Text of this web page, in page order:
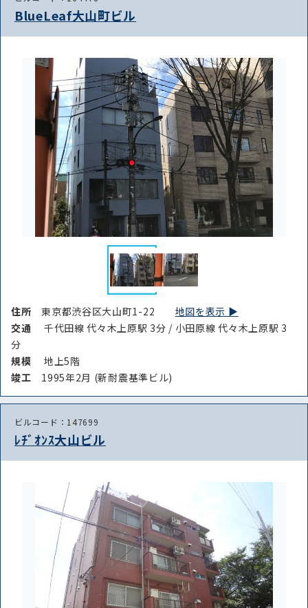
BlueLeaf大山町ビル
住所東京都渋谷区大山町1-22 地図を表示 ▶︎
交通
千代田線 代々木上原駅 3分 / 小田原線 代々木上原駅 3
分
規模
地上5階
竣⼯ 1995年2月 (新耐震基準ビル)
ビルコード：147699
ﾚﾁﾞｵﾝｽ大山ビル